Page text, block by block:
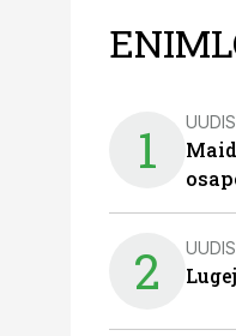
1
2